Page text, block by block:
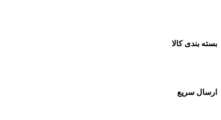
بسته بندی کالا
ارسال سریع